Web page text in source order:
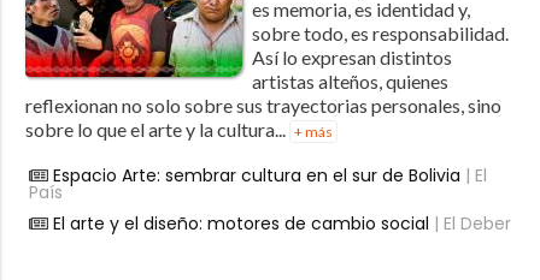
es memoria, es identidad y,
sobre todo, es responsabilidad.
Así lo expresan distintos
artistas alteños, quienes
reflexionan no solo sobre sus trayectorias personales, sino
sobre lo que el arte y la cultura... + más
Espacio Arte: sembrar cultura en el sur de Bolivia | El
País
El arte y el diseño: motores de cambio social | El Deber